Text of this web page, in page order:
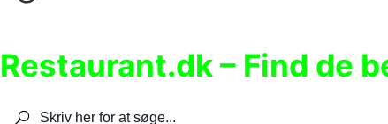
Restaurant.dk – Find de